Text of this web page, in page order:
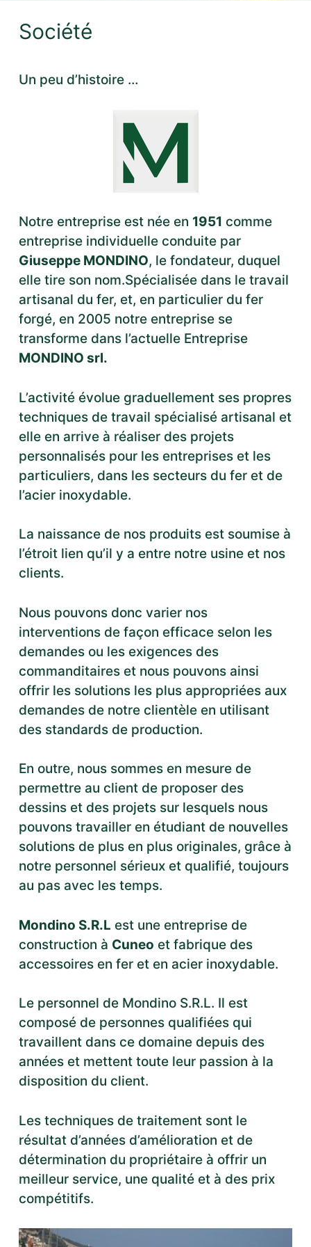
Société
Un peu d’histoire …
Notre entreprise est née en 1951 comme
entreprise individuelle conduite par
Giuseppe MONDINO, le fondateur, duquel
elle tire son nom.Spécialisée dans le travail
artisanal du fer, et, en particulier du fer
forgé, en 2005 notre entreprise se
transforme dans l’actuelle Entreprise
MONDINO srl.
L’activité évolue graduellement ses propres
techniques de travail spécialisé artisanal et
elle en arrive à réaliser des projets
personnalisés pour les entreprises et les
particuliers, dans les secteurs du fer et de
l’acier inoxydable.
La naissance de nos produits est soumise à
l’étroit lien qu’il y a entre notre usine et nos
clients.
Nous pouvons donc varier nos
interventions de façon efficace selon les
demandes ou les exigences des
commanditaires et nous pouvons ainsi
offrir les solutions les plus appropriées aux
demandes de notre clientèle en utilisant
des standards de production.
En outre, nous sommes en mesure de
permettre au client de proposer des
dessins et des projets sur lesquels nous
pouvons travailler en étudiant de nouvelles
solutions de plus en plus originales, grâce à
notre personnel sérieux et qualifié, toujours
au pas avec les temps.
Mondino S.R.L est une entreprise de
construction à Cuneo et fabrique des
accessoires en fer et en acier inoxydable.
Le personnel de Mondino S.R.L. Il est
composé de personnes qualifiées qui
travaillent dans ce domaine depuis des
années et mettent toute leur passion à la
disposition du client.
Les techniques de traitement sont le
résultat d’années d’amélioration et de
détermination du propriétaire à offrir un
meilleur service, une qualité et à des prix
compétitifs.